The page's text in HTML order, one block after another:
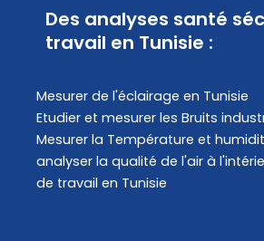
Des analyses santé
travail en Tunisie :
Mesurer de l'éclairage en Tunisie
Etudier et mesurer les Bruits
Mesurer la Température et
analyser la qualité de l'air à
de travail en Tunisie